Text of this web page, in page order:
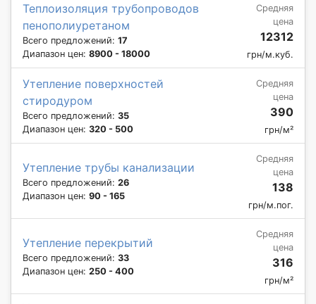
Теплоизоляция трубопроводов
пенополиуретаном
Всего предложений: 17
Диапазон цен: 8900 - 18000
Средняя
цена
12312
грн/м.куб.
Утепление поверхностей
стиродуром
Всего предложений: 35
Диапазон цен: 320 - 500
Средняя
цена
390
грн/м²
Утепление трубы канализации
Всего предложений: 26
Диапазон цен: 90 - 165
Средняя
цена
138
грн/м.пог.
Утепление перекрытий
Всего предложений: 33
Диапазон цен: 250 - 400
Средняя
цена
316
грн/м²